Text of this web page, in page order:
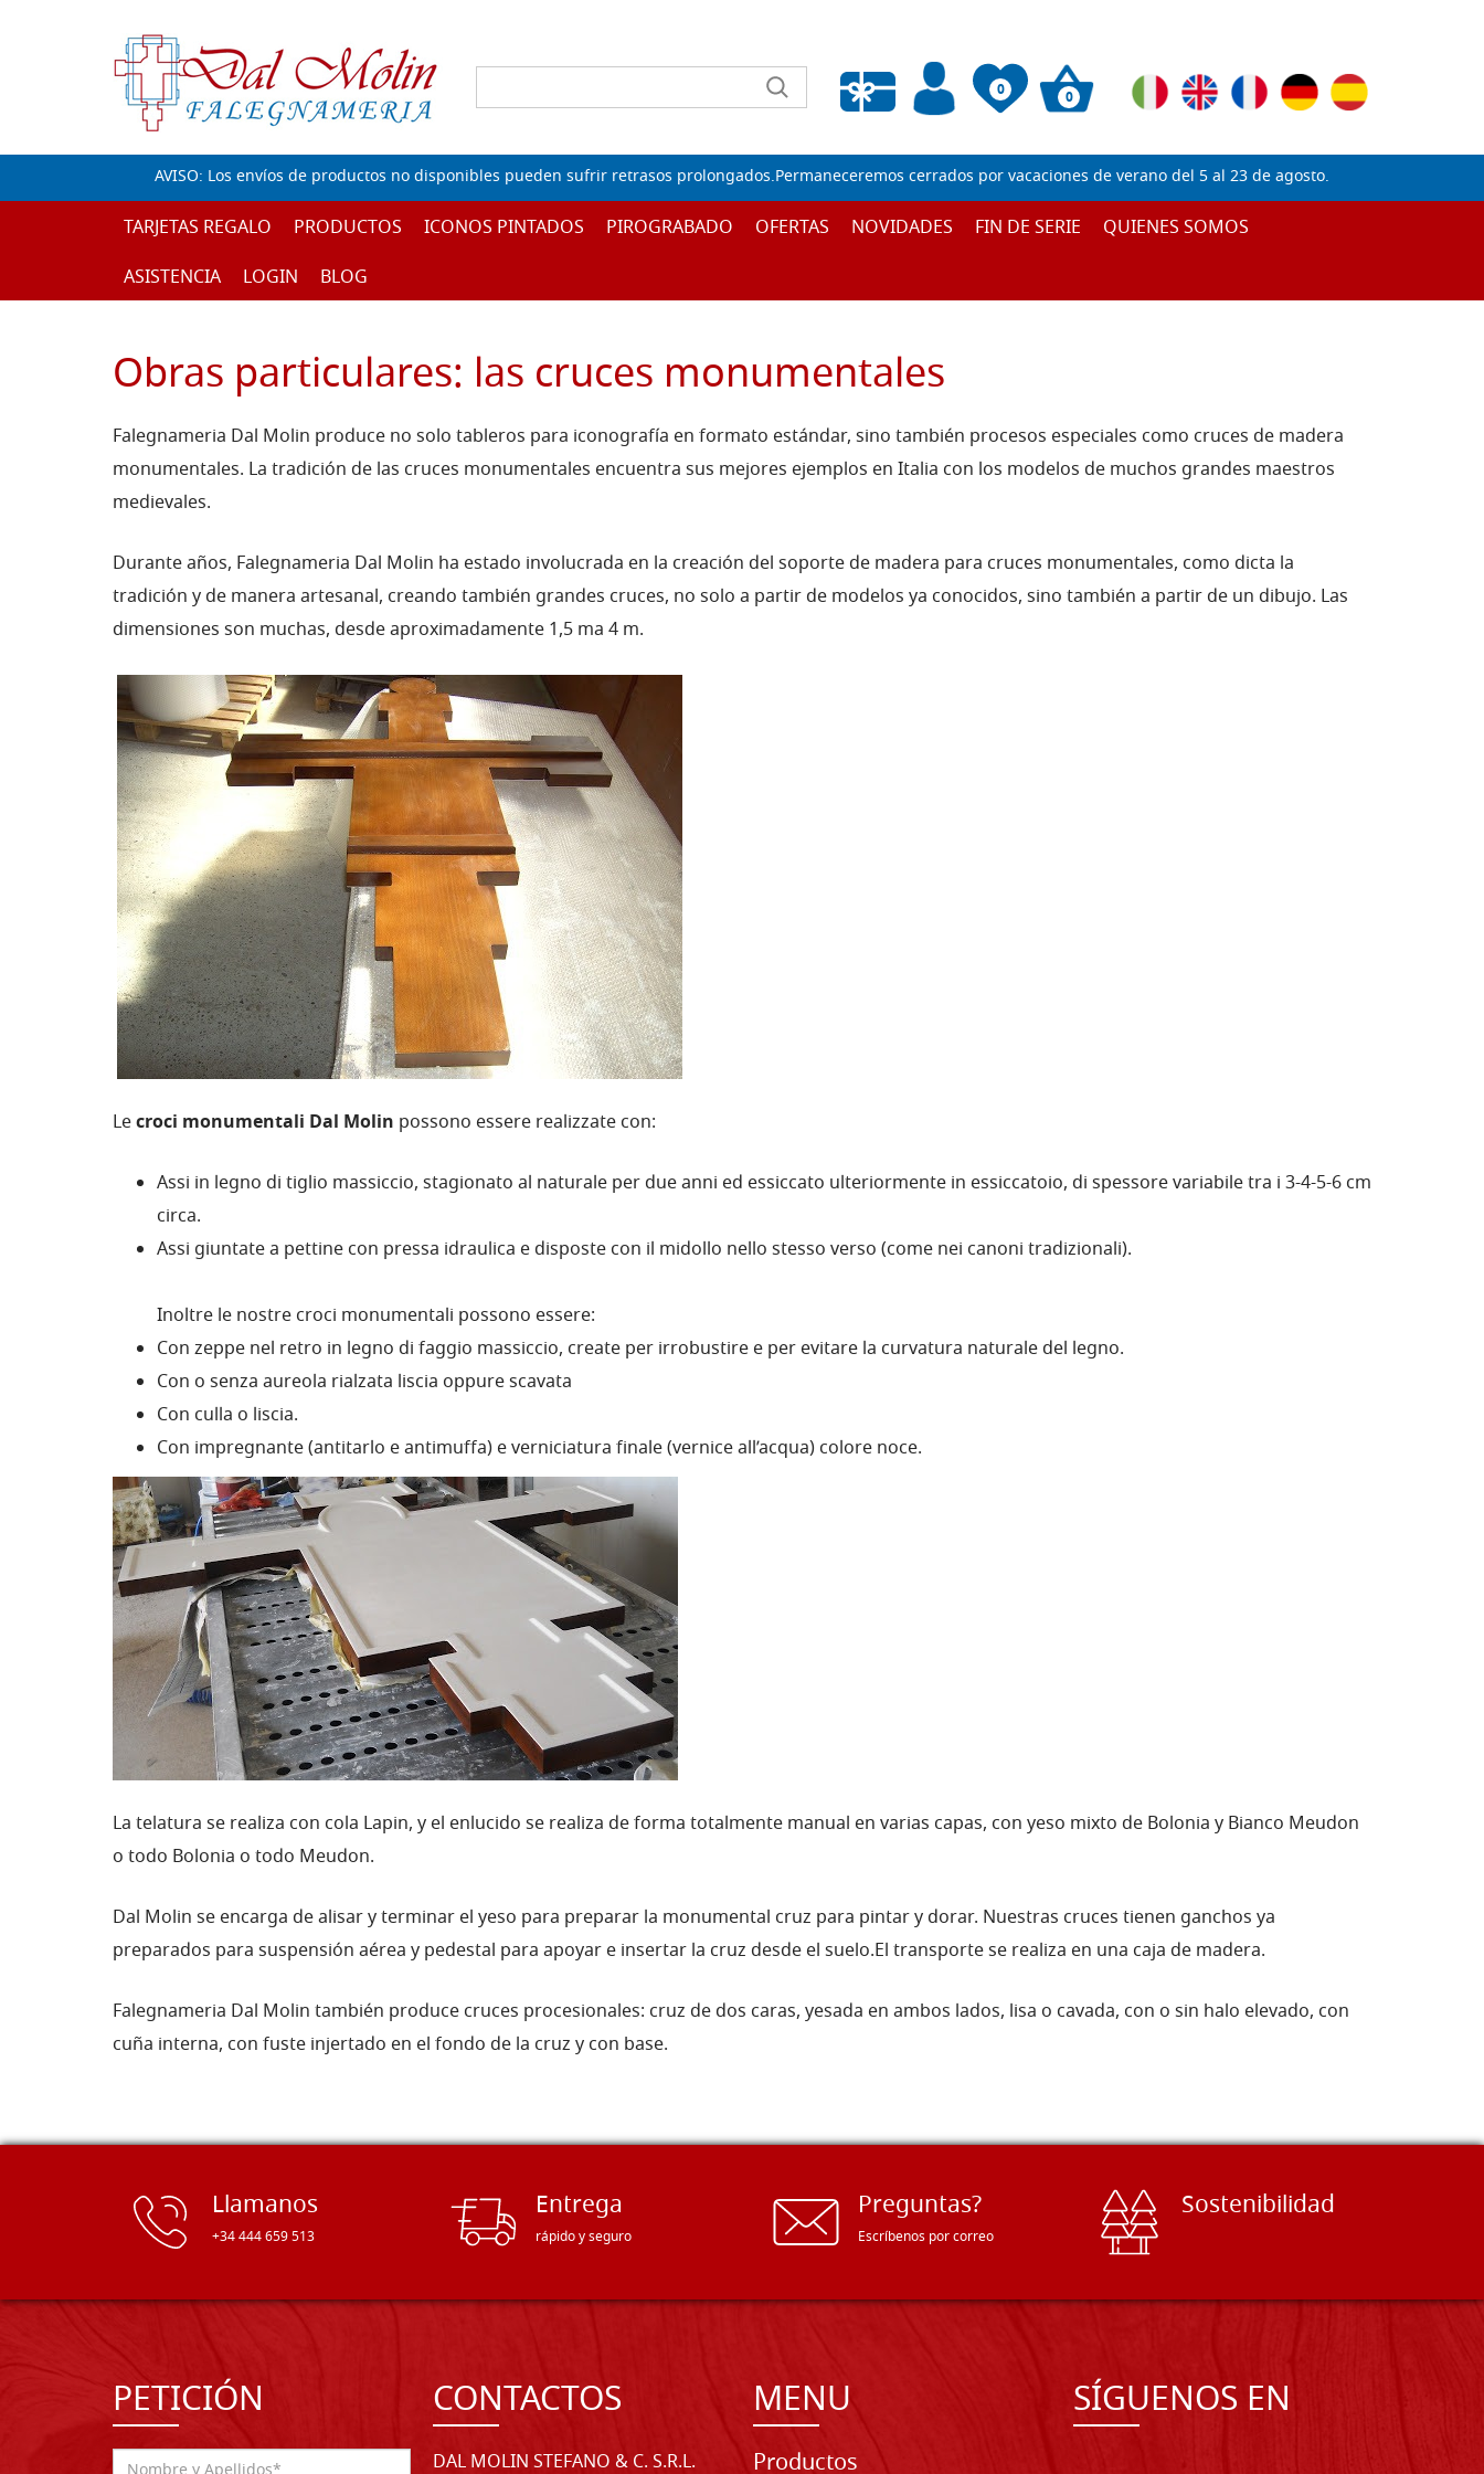
0
Wishlist vuota
0
AVISO: Los envíos de productos no disponibles pueden sufrir retrasos prolongados.Permaneceremos cerrados por vacaciones de verano del 5 al 23 de agosto.
TARJETAS REGALO PRODUCTOS ICONOS PINTADOS PIROGRABADO OFERTAS NOVIDADES FIN DE SERIE
QUIENES SOMOS
ASISTENCIA
LOGIN BLOG
Obras particulares: las cruces monumentales
Falegnameria Dal Molin produce no solo tableros para iconografía en formato estándar, sino también procesos especiales como cruces de madera
monumentales. La tradición de las cruces monumentales encuentra sus mejores ejemplos en Italia con los modelos de muchos grandes maestros
medievales.
Durante años, Falegnameria Dal Molin ha estado involucrada en la creación del soporte de madera para cruces monumentales, como dicta la
tradición y de manera artesanal, creando también grandes cruces, no solo a partir de modelos ya conocidos, sino también a partir de un dibujo. Las
dimensiones son muchas, desde aproximadamente 1,5 ma 4 m.
Lecroci monumentali Dal Molin possono essere realizzate con:
Assi in legno di tiglio massiccio, stagionato al naturale per due anni ed essiccato ulteriormente in essiccatoio, di spessore variabile tra i 3-4-5-6 cm
circa.
Assi giuntate a pettine con pressa idraulica e disposte con il midollo nello stesso verso (come nei canoni tradizionali).
Inoltre le nostre croci monumentali possono essere:
Con zeppe nel retro in legno di faggio massiccio, create per irrobustire e per evitare la curvatura naturale del legno.
Con o senza aureola rialzata liscia oppure scavata
Con culla o liscia.
Con impregnante (antitarlo e antimuffa) e verniciatura finale (vernice all’acqua) colore noce.
La telatura se realiza con cola Lapin, y el enlucido se realiza de forma totalmente manual en varias capas, con yeso mixto de Bolonia y Bianco Meudon
o todo Bolonia o todo Meudon.
Dal Molin se encarga de alisar y terminar el yeso para preparar la monumental cruz para pintar y dorar. Nuestras cruces tienen ganchos ya
preparados para suspensión aérea y pedestal para apoyar e insertar la cruz desde el suelo.El transporte se realiza en una caja de madera.
Falegnameria Dal Molin también produce cruces procesionales: cruz de dos caras, yesada en ambos lados, lisa o cavada, con o sin halo elevado, con
cuña interna, con fuste injertado en el fondo de la cruz y con base.
Llamanos
+34 444 659 513
Entrega
rápido y seguro
Preguntas?
Escríbenos por correo
Sostenibilidad
PETICIÓN CONTACTOS
DAL MOLIN STEFANO & C. S.R.L.
MENU
Productos
SÍGUENOS EN